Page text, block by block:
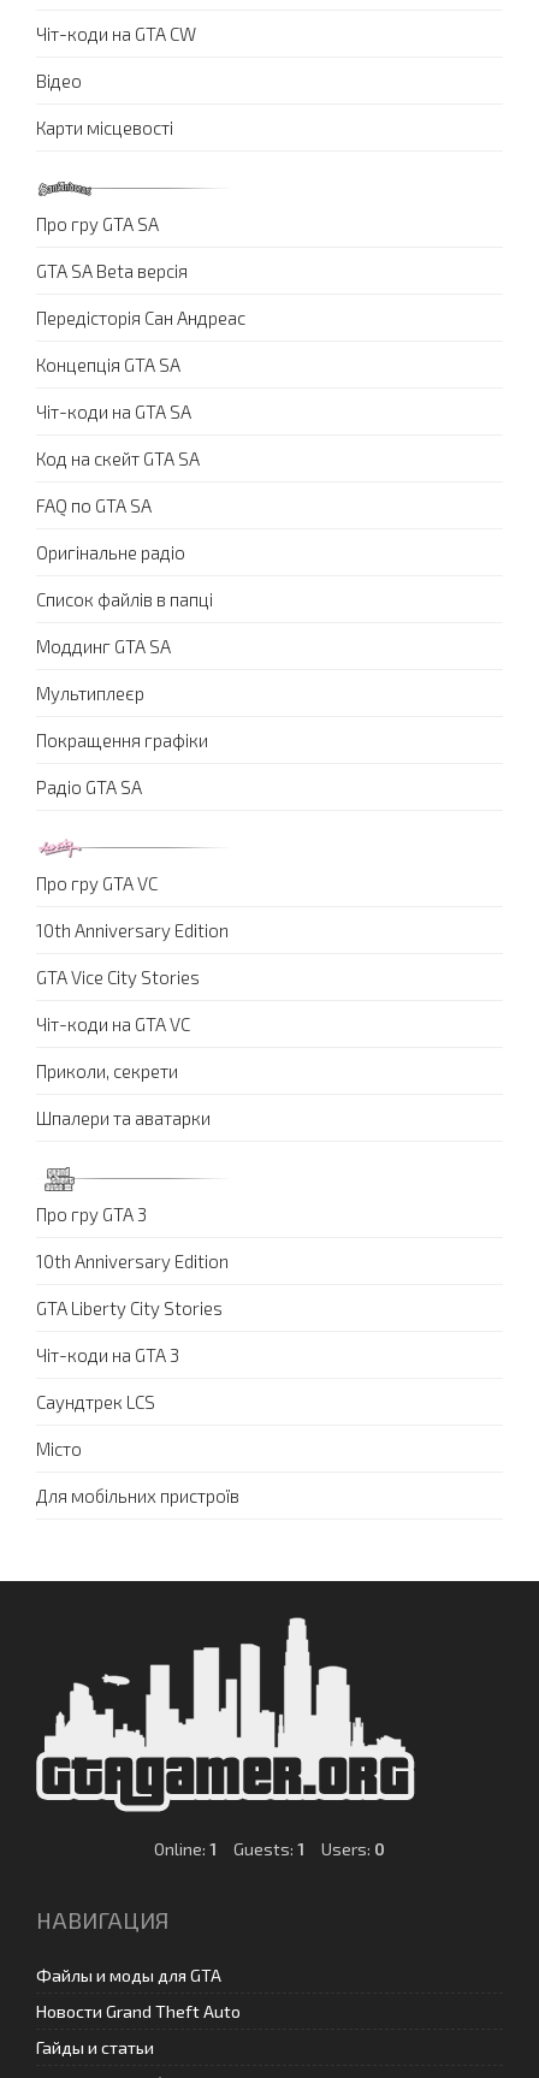
Чіт-коди на GTA CW
Відео
Карти місцевості
Про гру GTA SA
GTA SA Beta версія
Передісторія Сан Андреас
Концепція GTA SA
Чіт-коди на GTA SA
Код на скейт GTA SA
FAQ по GTA SA
Оригінальне радіо
Список файлів в папці
Моддинг GTA SA
Мультиплеєр
Покращення графіки
Радіо GTA SA
Про гру GTA VC
10th Anniversary Edition
GTA Vice City Stories
Чіт-коди на GTA VC
Приколи, секрети
Шпалери та аватарки
Про гру GTA 3
10th Anniversary Edition
GTA Liberty City Stories
Чіт-коди на GTA 3
Саундтрек LCS
Місто
Для мобільних пристроїв
Online: 1 Guests: 1 Users: 0
НАВИГАЦИЯ
Файлы и моды для GTA
Новости Grand Theft Auto
Гайды и статьи